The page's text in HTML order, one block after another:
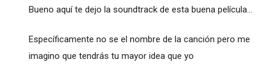
Bueno aquí te dejo la soundtrack de esta buena película...
Específicamente no se el nombre de la canción pero me
imagino que tendrás tu mayor idea que yo